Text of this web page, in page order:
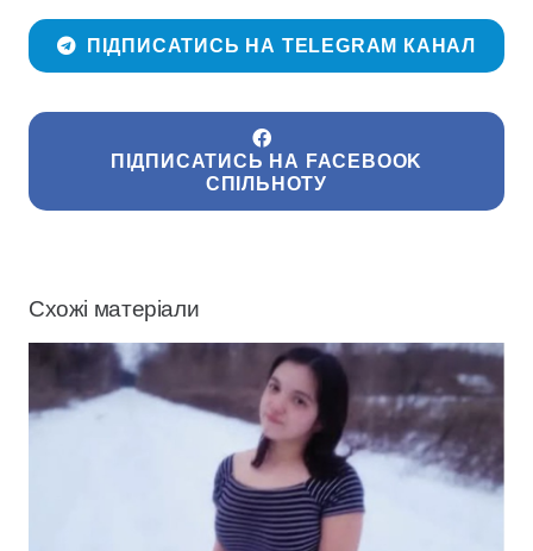
ПІДПИСАТИСЬ НА TELEGRAM КАНАЛ
ПІДПИСАТИСЬ НА FACEBOOK
СПІЛЬНОТУ
Схожі матеріали